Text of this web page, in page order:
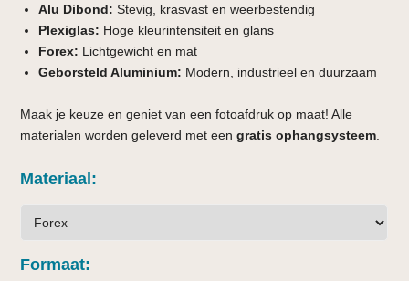
Alu Dibond: Stevig, krasvast en weerbestendig
Plexiglas: Hoge kleurintensiteit en glans
Forex: Lichtgewicht en mat
Geborsteld Aluminium: Modern, industrieel en duurzaam
Maak je keuze en geniet van een fotoafdruk op maat! Alle
materialen worden geleverd met eengratis ophangsysteem
Materiaal
Formaat